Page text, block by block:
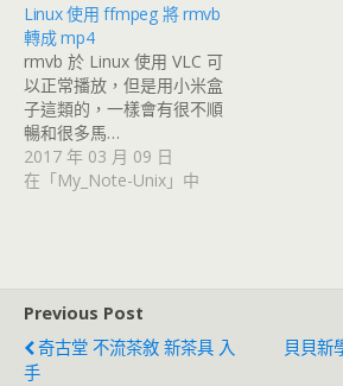
Linux 使用 ffmpeg 將 rmvb
轉成 mp4
rmvb 於 Linux 使用 VLC 可
以正常播放，但是用小米盒
子這類的，一樣會有很不順
暢和很多馬…
2017 年 03 月 09 日
在「My_Note-Unix」中
Previous Post
奇古堂 不流茶敘 新茶具 入
手
貝貝新